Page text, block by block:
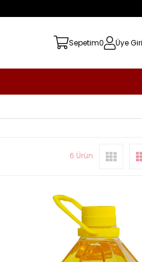
Sepetim0 Üye
6 Ürün